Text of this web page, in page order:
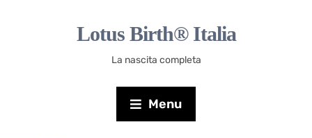
Lotus Birth® Italia
La nascita completa
Menu